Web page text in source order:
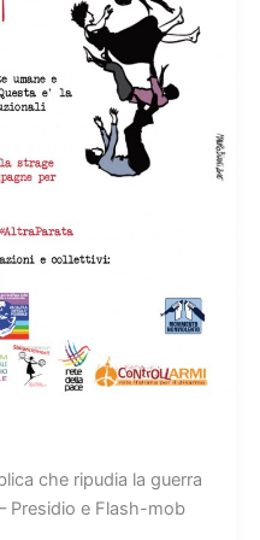
che ripudia la guerra
Presidio e Flash-mob